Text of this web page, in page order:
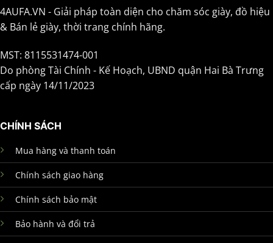
4AUFA.VN - Giải pháp toàn diện cho chăm sóc giày, đồ hiệu
& Bán lẻ giày, thời trang chính hãng.
MST: 8115531474-001
Do phòng Tài Chính - Kế Hoạch, UBND quận Hai Bà Trưng
cấp ngày 14/11/2023
CHÍNH SÁCH
Mua hàng và thanh toán
Chính sách giao hàng
Chính sách bảo mật
Bảo hành và đổi trả